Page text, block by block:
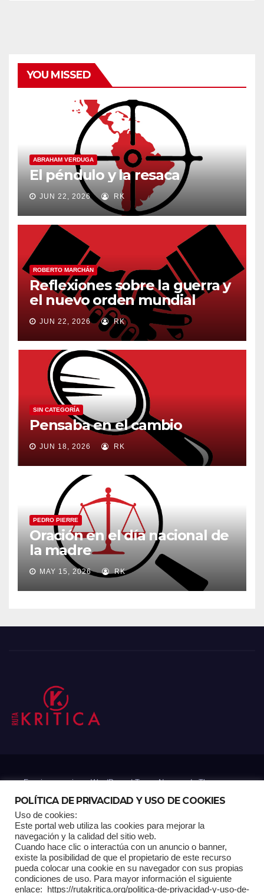
YOU MISSED
ABRAHAM VERDUGA
El péndulo y la resaca
JUN 22, 2026 RK
ROBERTO MARCHÁN
Reflexiones sobre la guerra y
el nuevo orden mundial
JUN 22, 2026 RK
SIN CATEGORÍA
Pensaba en el cambio
JUN 18, 2026 RK
PEDRO PIERRE
Oración en el día nacional de
la madre
MAY 15, 2026 RK
Funciona gracias a WordPress|Tema: Newsup deThemeansar
Home Análisis Carrito RK Contactos Documental Gracias !
Multimedia Página de ejemplo Pagina Principal Pago
POLÍTICA DE PRIVACIDAD Y USO DE COOKIES
Uso de cookies:
Este portal web utiliza las cookies para mejorar la
navegación y la calidad del sitio web.
Cuando hace clic o interactúa con un anuncio o banner,
existe la posibilidad de que el propietario de este recurso
pueda colocar una cookie en su navegador con sus propias
condiciones de uso. Para mayor información el siguiente
enlace: https://rutakritica.org/politica-de-privacidad-y-uso-de-